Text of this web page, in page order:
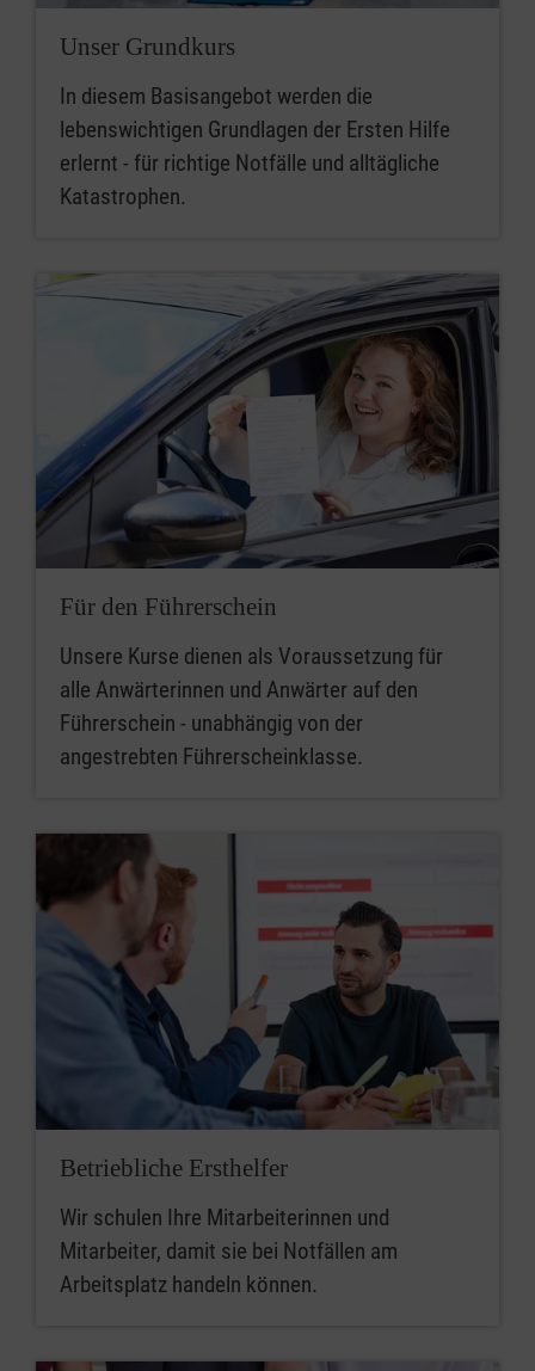
Unser Grundkurs
In diesem Basisangebot werden die
lebenswichtigen Grundlagen der Ersten Hilfe
erlernt - für richtige Notfälle und alltägliche
Katastrophen.
Für den Führerschein
Unsere Kurse dienen als Voraussetzung für
alle Anwärterinnen und Anwärter auf den
Führerschein - unabhängig von der
angestrebten Führerscheinklasse.
Betriebliche Ersthelfer
Wir schulen Ihre Mitarbeiterinnen und
Mitarbeiter, damit sie bei Notfällen am
Arbeitsplatz handeln können.